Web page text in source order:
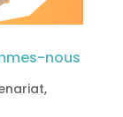
nous
,